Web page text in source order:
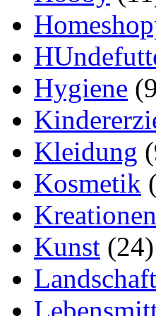
Hygiene
Kleidung
Kosmetik
Kreationen
Kunst (24)
Landschaft